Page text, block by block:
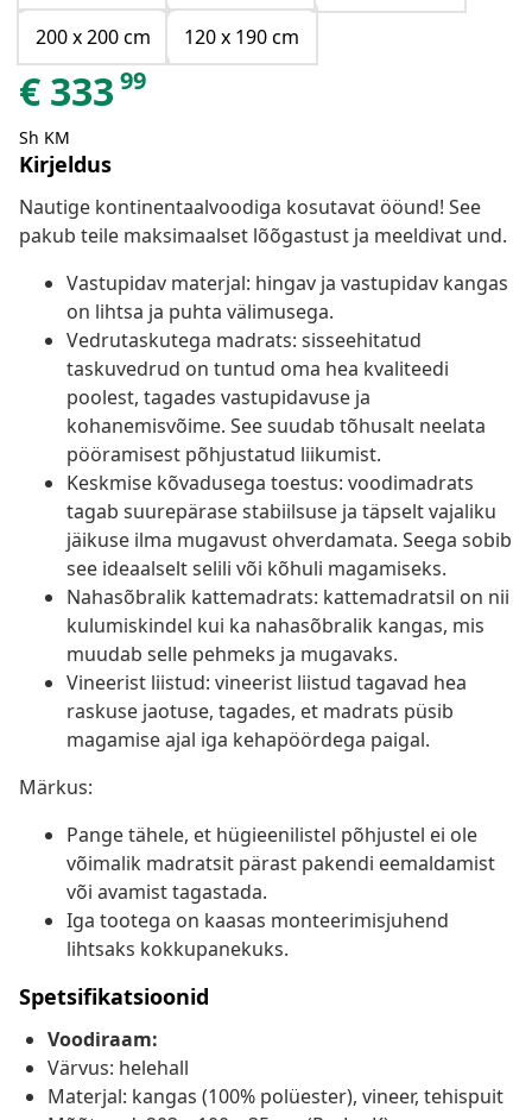
200 x 200 cm
120 x 190 cm
€ 333 99
Sh KM
Kirjeldus
Nautige kontinentaalvoodiga kosutavat ööund! See
pakub teile maksimaalset lõõgastust ja meeldivat und.
Vastupidav materjal: hingav ja vastupidav kangas
on lihtsa ja puhta välimusega.
Vedrutaskutega madrats: sisseehitatud
taskuvedrud on tuntud oma hea kvaliteedi
poolest, tagades vastupidavuse ja
kohanemisvõime. See suudab tõhusalt neelata
pööramisest põhjustatud liikumist.
Keskmise kõvadusega toestus: voodimadrats
tagab suurepärase stabiilsuse ja täpselt vajaliku
jäikuse ilma mugavust ohverdamata. Seega sobib
see ideaalselt selili või kõhuli magamiseks.
Nahasõbralik kattemadrats: kattemadratsil on nii
kulumiskindel kui ka nahasõbralik kangas, mis
muudab selle pehmeks ja mugavaks.
Vineerist liistud: vineerist liistud tagavad hea
raskuse jaotuse, tagades, et madrats püsib
magamise ajal iga kehapöördega paigal.
Märkus:
Pange tähele, et hügieenilistel põhjustel ei ole
võimalik madratsit pärast pakendi eemaldamist
või avamist tagastada.
Iga tootega on kaasas monteerimisjuhend
lihtsaks kokkupanekuks.
Spetsifikatsioonid
Voodiraam:
Värvus: helehall
Materjal: kangas (100% polüester), vineer, tehispuit